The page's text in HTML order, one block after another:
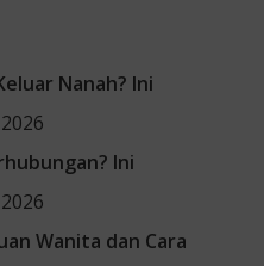
Nanah? Ini
Ini
Wanita dan Cara